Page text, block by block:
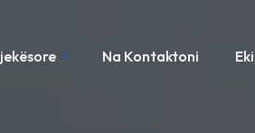
Na Kontaktoni